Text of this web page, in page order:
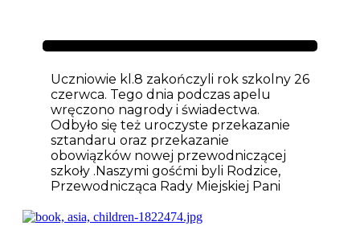
Aktualności
Uczniowie kl.8 zakończyli rok szkolny 26
czerwca. Tego dnia podczas apelu
wręczono nagrody i świadectwa.
Odbyło się też uroczyste przekazanie
sztandaru oraz przekazanie
obowiązków nowej przewodniczącej
szkoły .Naszymi gośćmi byli Rodzice,
Przewodnicząca Rady Miejskiej Pani